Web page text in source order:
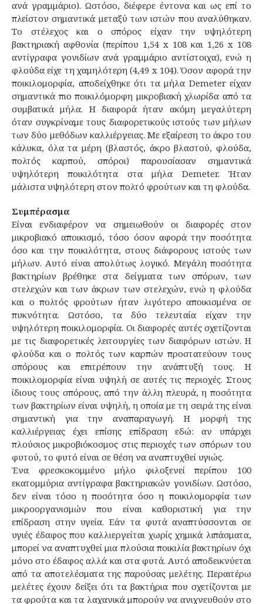
ανά γραμμάριο). Ωστόσο, διέφερε έντονα και ως επί το
πλείστον σημαντικά μεταξύ των ιστών που αναλύθηκαν.
Το στέλεχος και ο σπόρος είχαν την υψηλότερη
βακτηριακή αφθονία (περίπου 1,54 x 108 και 1,26 x 108
αντίγραφα γονιδίων ανά γραμμάριο αντίστοιχα), ενώ η
φλούδα είχε τη χαμηλότερη (4,49 x 104). Όσον αφορά την
ποικιλομορφία, αποδείχθηκε ότι τα μήλα Demeter είχαν
σημαντικά πιο ποικιλόμορφη μικροβιακή χλωρίδα από τα
συμβατικά μήλα. Η διαφορά ήταν ακόμη μεγαλύτερη
όταν συγκρίναμε τους διαφορετικούς ιστούς των μήλων
των δύο μεθόδων καλλιέργειας. Με εξαίρεση το άκρο του
κάλυκα, όλα τα μέρη (βλαστός, άκρο βλαστού, φλούδα,
πολτός καρπού, σπόροι) παρουσίασαν σημαντικά
υψηλότερη ποικιλότητα στα μήλα Demeter. Ήταν
μάλιστα υψηλότερη στον πολτό φρούτων και τη φλούδα.
Συμπέρασμα
Είναι ενδιαφέρον να σημειωθούν οι διαφορές στον
μικροβιακό αποικισμό, τόσο όσον αφορά την ποσότητα
όσο και την ποικιλότητα, στους διάφορους ιστούς των
μήλων. Αυτό είναι απολύτως λογικό. Μεγάλη ποσότητα
βακτηρίων βρέθηκε στα δείγματα των σπόρων, των
στελεχών και των άκρων των στελεχών, ενώ η φλούδα
και ο πολτός φρούτων ήταν λιγότερο αποικισμένα σε
πυκνότητα. Ωστόσο, τα δύο τελευταία είχαν την
υψηλότερη ποικιλομορφία. Οι διαφορές αυτές σχετίζονται
με τις διαφορετικές λειτουργίες των διαφόρων ιστών. Η
φλούδα και ο πολτός των καρπών προστατεύουν τους
σπόρους και επιτρέπουν την ανάπτυξή τους. Η
ποικιλομορφία είναι υψηλή σε αυτές τις περιοχές. Στους
ίδιους τους σπόρους, από την άλλη πλευρά, η ποσότητα
των βακτηρίων είναι υψηλή, η οποία με τη σειρά της είναι
σημαντική για την αναπαραγωγή. Η μορφή της
καλλιέργειας έχει επίσης επίδραση εδώ: αν υπάρχει
πλούσιος μικροβιόκοσμος στις περιοχές των σπόρων του
φυτού, το φυτό είναι σε θέση να αναπτυχθεί υγιώς.
Ένα φρεσκοκομμένο μήλο φιλοξενεί περίπου 100
εκατομμύρια αντίγραφα βακτηριακών γονιδίων. Ωστόσο,
δεν είναι τόσο η ποσότητα όσο η ποικιλομορφία των
μικροοργανισμών που είναι καθοριστική για την
επίδραση στην υγεία. Εάν τα φυτά αναπτύσσονται σε
υγιές έδαφος που καλλιεργείται χωρίς χημικά λιπάσματα,
μπορεί να αναπτυχθεί μια πλούσια ποικιλία βακτηρίων όχι
μόνο στο έδαφος αλλά και στα φυτά. Αυτό αποδεικνύεται
από τα αποτελέσματα της παρούσας μελέτης. Περαιτέρω
μελέτες έχουν δείξει ότι τα βακτήρια που σχετίζονται με
τα φρούτα και τα λαχανικά μπορούν να ανιχνευθούν στο